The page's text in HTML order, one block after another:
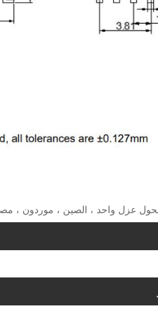
عزل واحد ، الصين ، موردون ،